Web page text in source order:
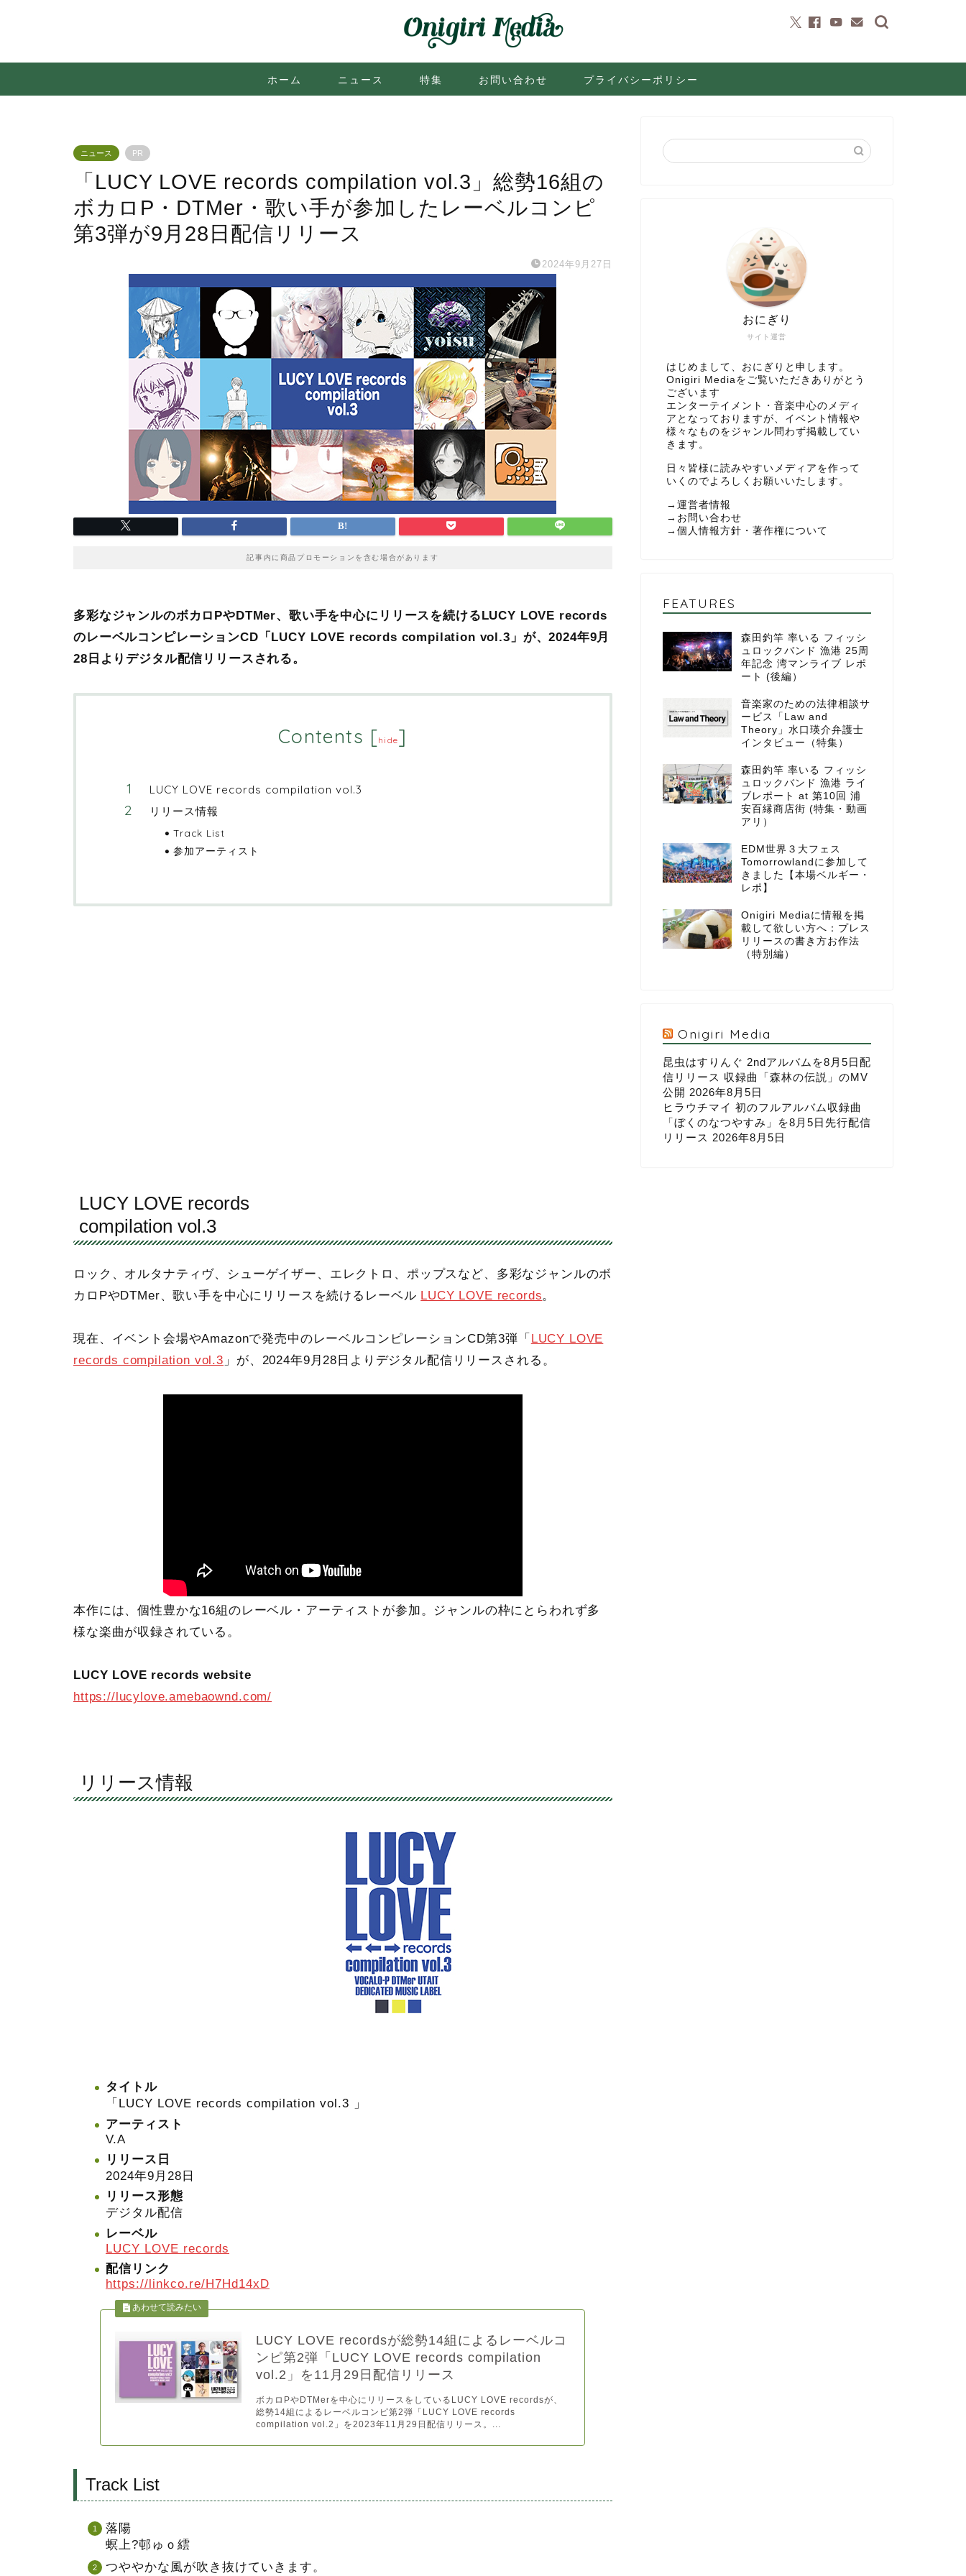
ホーム ニュース 特集 お問い合わせ プライバシーポリシー
ニュース PR
「LUCY LOVE records compilation vol.3」総勢16組の
ボカロP・DTMer・歌い手が参加したレーベルコンピ
第3弾が9月28日配信リリース
2024年9月27日
記事内に商品プロモーションを含む場合があります
多彩なジャンルのボカロPやDTMer、歌い手を中心にリリースを続けるLUCY LOVE records
のレーベルコンピレーションCD「LUCY LOVE records compilation vol.3」が、2024年9月
28日よりデジタル配信リリースされる。
Contents [hide]
LUCY LOVE records compilation vol.3
リリース情報
Track List
参加アーティスト
LUCY LOVE records
compilation vol.3
ロック、オルタナティヴ、シューゲイザー、エレクトロ、ポップスなど、多彩なジャンルのボ
カロPやDTMer、歌い手を中心にリリースを続けるレーベル LUCY LOVE records。
現在、イベント会場やAmazonで発売中のレーベルコンピレーションCD第3弾「 LUCY LOVE
records compilation vol.3 」が、2024年9月28日よりデジタル配信リリースされる。
本作には、個性豊かな16組のレーベル・アーティストが参加。ジャンルの枠にとらわれず多
様な楽曲が収録されている。
LUCY LOVE records website
https://lucylove.amebaownd.com/
リリース情報
タイトル
「LUCY LOVE records compilation vol.3 」
アーティスト
V.A
リリース日
2024年9月28日
リリース形態
デジタル配信
レーベル
LUCY LOVE records
配信リンク
https://linkco.re/H7Hd14xD
LUCY LOVE recordsが総勢14組によるレーベルコ
ンピ第2弾「LUCY LOVE records compilation
vol.2」を11月29日配信リリース
ボカロPやDTMerを中心にリリースをしているLUCY LOVE recordsが、
総勢14組によるレーベルコンピ第2弾「LUCY LOVE records
compilation vol.2」を2023年11月29日配信リリース。...
Track List
落陽
螟上?邨ゅｏ繧
つややかな風が吹き抜けていきます。
サイト運営
おにぎり
はじめまして、おにぎりと申します。
Onigiri Mediaをご覧いただきありがとう
ございます
エンターテイメント・音楽中心のメディ
アとなっておりますが、イベント情報や
様々なものをジャンル問わず掲載してい
きます。
日々皆様に読みやすいメディアを作って
いくのでよろしくお願いいたします。
→ 運営者情報
→ お問い合わせ
→ 個人情報方針・著作権について
FEATURES
森田釣竿 率いる フィッシ
ュロックバンド 漁港 25周
年記念 湾マンライブ レポ
ート (後編）
音楽家のための法律相談サ
ービス「Law and
Theory」水口瑛介弁護士
インタビュー（特集）
森田釣竿 率いる フィッシ
ュロックバンド 漁港 ライ
ブレポート at 第10回 浦
安百縁商店街 (特集・動画
アリ）
EDM世界３大フェス
Tomorrowlandに参加して
きました【本場ベルギー・
レポ】
Onigiri Mediaに情報を掲
載して欲しい方へ：プレス
リリースの書き方お作法
（特別編）
Onigiri Media
昆虫はすりんぐ 2ndアルバムを8月5日配
信リリース 収録曲「森林の伝説」のMV
公開 2026年8月5日
ヒラウチマイ 初のフルアルバム収録曲
「ぼくのなつやすみ」を8月5日先行配信
リリース 2026年8月5日